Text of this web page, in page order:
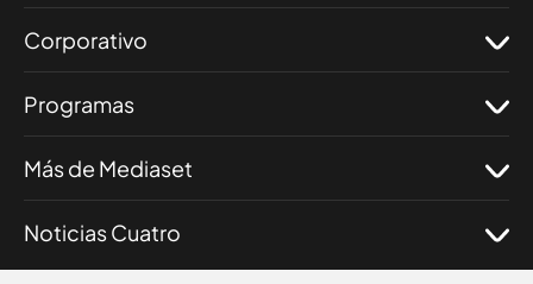
Corporativo
Programas
Más de Mediaset
Noticias Cuatro